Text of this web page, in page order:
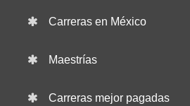
Carreras en México
Maestrías
Carreras mejor pagadas